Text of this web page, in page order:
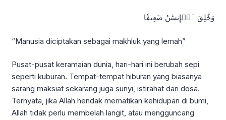
وَخُلِقَ ٱلۡإِنسَٰنُ ضَعِيفٗا
“Manusia diciptakan sebagai makhluk yang lemah”
Pusat-pusat keramaian dunia, hari-hari ini berubah sepi
seperti kuburan. Tempat-tempat hiburan yang biasanya
sarang maksiat sekarang juga sunyi, istirahat dari dosa.
Ternyata, jika Allah hendak mematikan kehidupan di bumi,
Allah tidak perlu membelah langit, atau mengguncang